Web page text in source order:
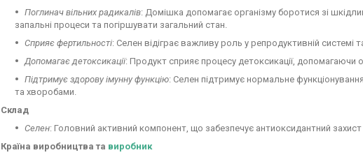
Поглинач вільних радикалів: Домішка допомагає організму боротися зі
запальні процеси та погіршувати загальний стан.
Сприяє фертильності: Селен відіграє важливу роль у репродуктивній
Допомагає детоксикації: Продукт сприяє процесу детоксикації, допомагаючи
Підтримує здорову імунну функцію: Селен підтримує нормальне
та хворобами.
Склад
Селен: Головний активний компонент, що забезпечує антиоксидантний захист
Країна виробництва та виробник